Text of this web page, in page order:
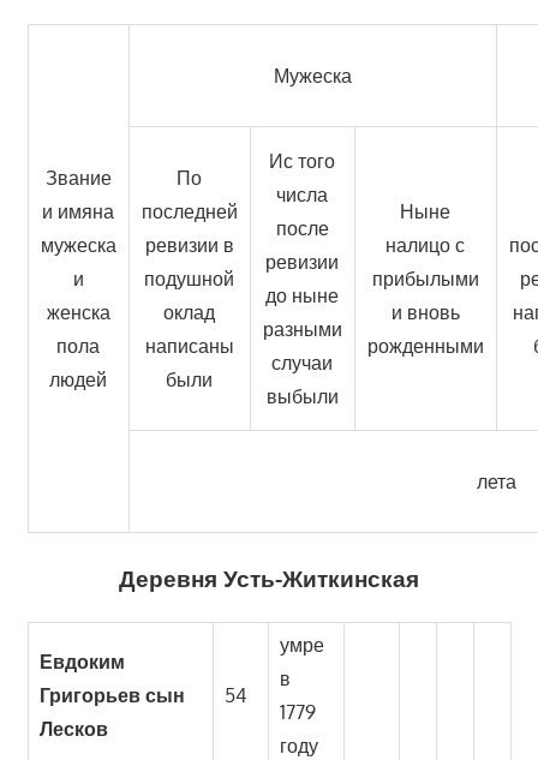
Звание
и имяна
мужеска
и
женска
пола
людей
Мужеска
По
последней
ревизии в
подушной
оклад
написаны
были
Ис того
числа
после
ревизии
до ныне
разными
случаи
выбыли
Ныне
налицо с
прибылыми
и вновь
рожденными
лета
Деревня Усть-Житкинская
Евдоким
Григорьев сын
Лесков
54
умре
в
1779
году